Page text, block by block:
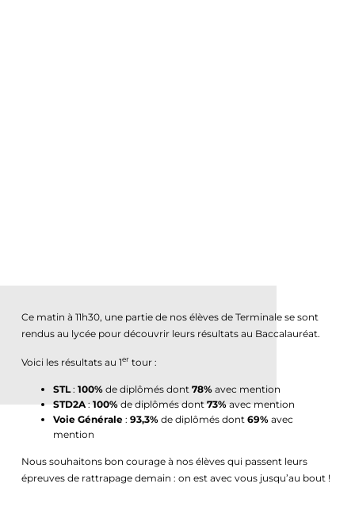
Ce matin à 11h30, une partie de nos élèves de Terminale se sont
rendus au lycée pour découvrir leurs résultats au Baccalauréat.
Voici les résultats au 1ertour :
STL : 100%de diplômés dont 78%avec mention
STD2A : 100%de diplômés dont 73%avec mention
Voie Générale: 93,3%de diplômés dont 69%avec
mention
Nous souhaitons bon courage à nos élèves qui passent leurs
épreuves de rattrapage demain : on est avec vous jusqu’au bout !